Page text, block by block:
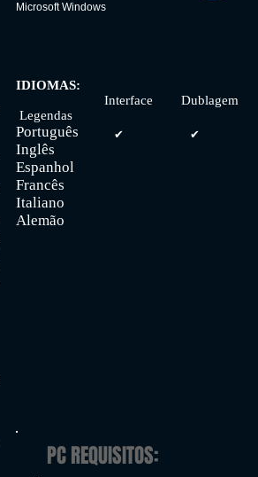
Microsoft Windows
IDIOMAS:
Interface Dublagem
Legendas
Português
Inglês
Espanhol
Francês
Italiano
Alemão
✔ ✔
PC REQUISITOS: